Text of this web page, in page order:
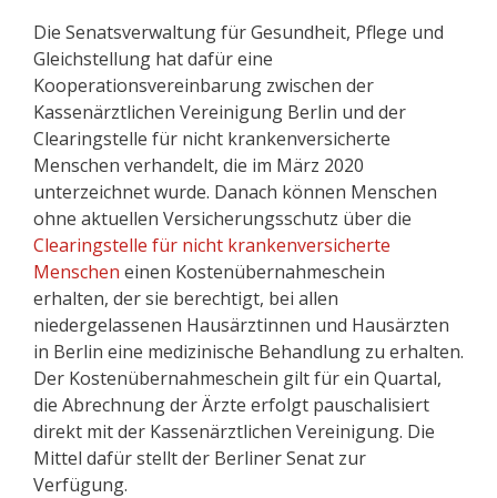
Die Senatsverwaltung für Gesundheit, Pflege und
Gleichstellung hat dafür eine
Kooperationsvereinbarung zwischen der
Kassenärztlichen Vereinigung Berlin und der
Clearingstelle für nicht krankenversicherte
Menschen verhandelt, die im März 2020
unterzeichnet wurde. Danach können Menschen
ohne aktuellen Versicherungsschutz über die
Clearingstelle für nicht krankenversicherte
Menschen einen Kostenübernahmeschein
erhalten, der sie berechtigt, bei allen
niedergelassenen Hausärztinnen und Hausärzten
in Berlin eine medizinische Behandlung zu erhalten.
Der Kostenübernahmeschein gilt für ein Quartal,
die Abrechnung der Ärzte erfolgt pauschalisiert
direkt mit der Kassenärztlichen Vereinigung. Die
Mittel dafür stellt der Berliner Senat zur
Verfügung.